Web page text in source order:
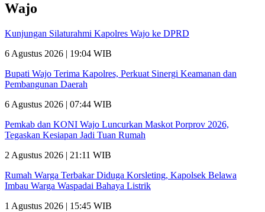
Wajo
Kunjungan Silaturahmi Kapolres Wajo ke DPRD
6 Agustus 2026 | 19:04 WIB
Bupati Wajo Terima Kapolres, Perkuat Sinergi Keamanan dan
Pembangunan Daerah
6 Agustus 2026 | 07:44 WIB
Pemkab dan KONI Wajo Luncurkan Maskot Porprov 2026,
Tegaskan Kesiapan Jadi Tuan Rumah
2 Agustus 2026 | 21:11 WIB
Rumah Warga Terbakar Diduga Korsleting, Kapolsek Belawa
Imbau Warga Waspadai Bahaya Listrik
1 Agustus 2026 | 15:45 WIB